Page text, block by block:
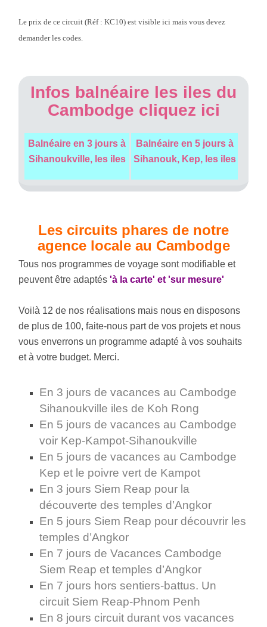
Le prix de ce circuit (Réf : KC10) est visible ici mais vous devez
demander les codes.
Infos balnéaire les iles du
Cambodge cliquez ici
Balnéaire en 3 jours à
Sihanoukville, les iles
Balnéaire en 5 jours à
Sihanouk, Kep, les iles
Les circuits phares de notre
agence locale au Cambodge
Tous nos programmes de voyage sont modifiable et
peuvent être adaptés'à la carte' et 'sur mesure'
Voilà 12 de nos réalisations mais nous en disposons
de plus de 100, faite-nous part de vos projets et nous
vous enverrons un programme adapté à vos souhaits
et à votre budget. Merci.
En 3 jours de vacances au Cambodge
Sihanoukville iles de Koh Rong
En 5 jours de vacances au Cambodge
voir Kep-Kampot-Sihanoukville
En 5 jours de vacances au Cambodge
Kep et le poivre vert de Kampot
En 3 jours Siem Reap pour la
découverte des temples d’Angkor
En 5 jours Siem Reap pour découvrir les
temples d’Angkor
En 7 jours de Vacances Cambodge
Siem Reap et temples d’Angkor
En 7 jours hors sentiers-battus. Un
circuit Siem Reap-Phnom Penh
En 8 jours circuit durant vos vacances